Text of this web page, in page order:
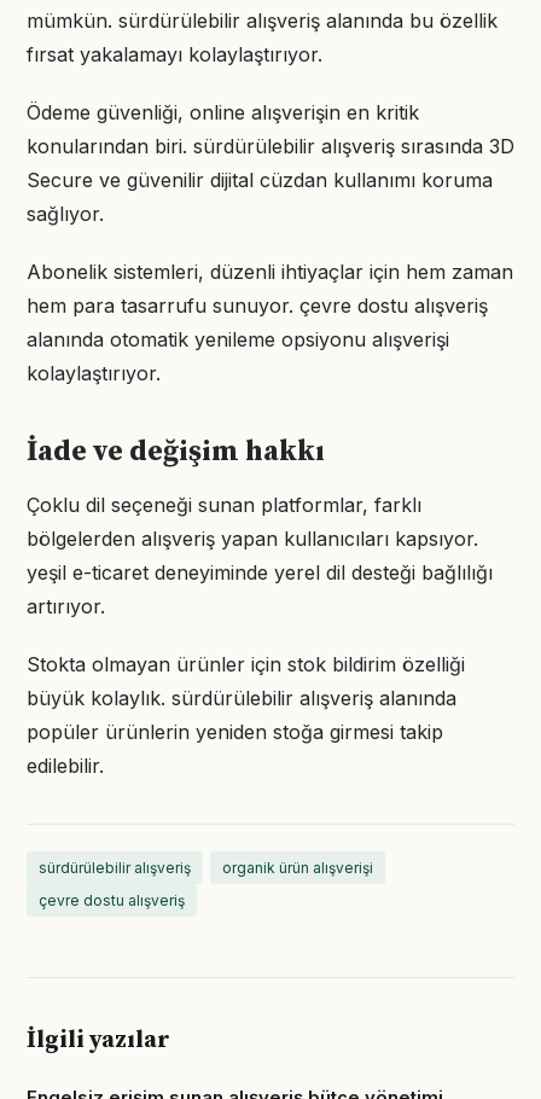
mümkün. sürdürülebilir alışveriş alanında bu özellik
fırsat yakalamayı kolaylaştırıyor.
Ödeme güvenliği, online alışverişin en kritik
konularından biri. sürdürülebilir alışveriş sırasında 3D
Secure ve güvenilir dijital cüzdan kullanımı koruma
sağlıyor.
Abonelik sistemleri, düzenli ihtiyaçlar için hem zaman
hem para tasarrufu sunuyor. çevre dostu alışveriş
alanında otomatik yenileme opsiyonu alışverişi
kolaylaştırıyor.
İade ve değişim hakkı
Çoklu dil seçeneği sunan platformlar, farklı
bölgelerden alışveriş yapan kullanıcıları kapsıyor.
yeşil e-ticaret deneyiminde yerel dil desteği bağlılığı
artırıyor.
Stokta olmayan ürünler için stok bildirim özelliği
büyük kolaylık. sürdürülebilir alışveriş alanında
popüler ürünlerin yeniden stoğa girmesi takip
edilebilir.
sürdürülebilir alışveriş
organik ürün alışverişi
çevre dostu alışveriş
İlgili yazılar